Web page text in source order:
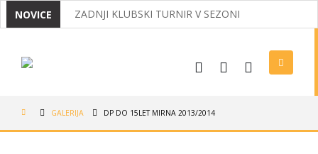
NOVICE ZADNJI KLUBSKI TURNIR V SEZONI
IZ OPATIJE Z DVEMA MEDALJAMA
VABILO NA REDNI ZBOR ČLANOV 2026
GALERIJA DP DO 15LET MIRNA 2013/2014